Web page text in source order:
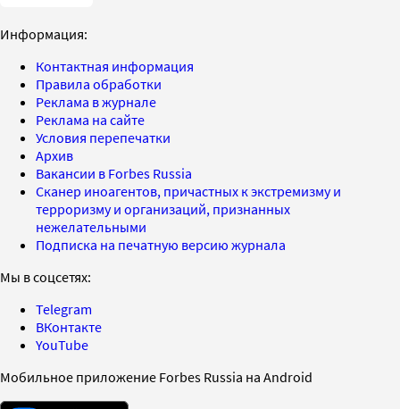
Информация:
Контактная информация
Правила обработки
Реклама в журнале
Реклама на сайте
Условия перепечатки
Архив
Вакансии в Forbes Russia
Сканер иноагентов, причастных к экстремизму и
терроризму и организаций, признанных
нежелательными
Подписка на печатную версию журнала
Мы в соцсетях:
Telegram
ВКонтакте
YouTube
Мобильное приложение Forbes Russia на Android